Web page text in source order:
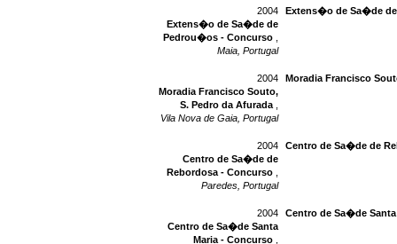
2004
Extens�o de Sa�de de
Pedrou�os - Concurso
Maia, Portugal
Extens�o de Sa�de
2004
Moradia Francisco Souto,
S. Pedro da Afurada
Vila Nova de Gaia, Portugal
Moradia Francisco
2004
Centro de Sa�de de
Rebordosa - Concurso
Paredes, Portugal
Centro de Sa�de de
2004
Centro de Sa�de Santa
Maria - Concurso
Centro de Sa�de